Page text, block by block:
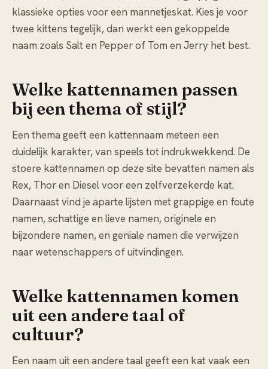
klassieke opties voor een mannetjeskat. Kies je voor
twee kittens tegelijk, dan werkt een gekoppelde
naam zoals Salt en Pepper of Tom en Jerry het best.
Welke kattennamen passen
bij een thema of stijl?
Een thema geeft een kattennaam meteen een
duidelijk karakter, van speels tot indrukwekkend. De
stoere kattennamen op deze site bevatten namen als
Rex, Thor en Diesel voor een zelfverzekerde kat.
Daarnaast vind je aparte lijsten met grappige en foute
namen, schattige en lieve namen, originele en
bijzondere namen, en geniale namen die verwijzen
naar wetenschappers of uitvindingen.
Welke kattennamen komen
uit een andere taal of
cultuur?
Een naam uit een andere taal geeft een kat vaak een